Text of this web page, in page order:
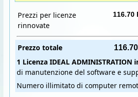
Prezzi per licenze
rinnovate
Prezzo totale
1 Licenza IDEAL ADMINISTRATION
di manutenzione del software e
Numero illimitato di computer